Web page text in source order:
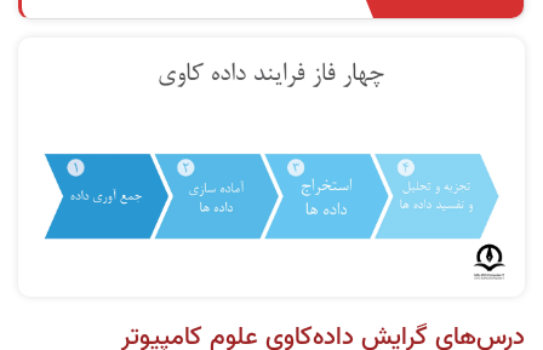
درس‌های گرایش داده‌کاوی علوم کامپیوتر